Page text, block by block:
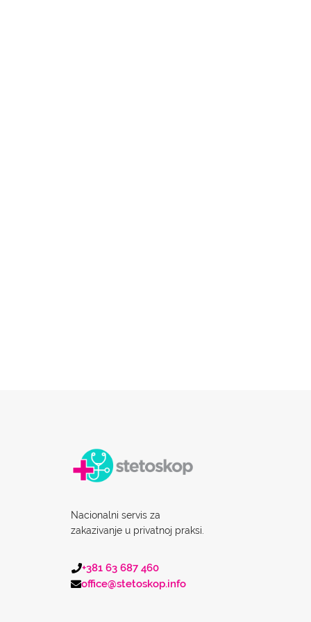
Nacionalni servis za
zakazivanje u privatnoj praksi.
+381 63 687 460
office@stetoskop.info